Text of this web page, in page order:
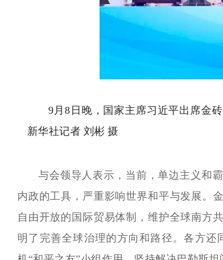
9月8日晚，国家主席习近平出席金
新华社记者 刘彬 摄
与会领导人表示，当前，单边主义和
内政的工具，严重影响世界和平与发展。
自由开放的国际贸易体制，维护全球南方
明了完善全球治理的方向和路径。各方